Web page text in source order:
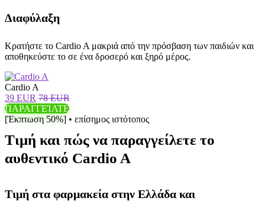
Διαφύλαξη
Κρατήστε το Cardio A μακριά από την πρόσβαση των παιδιών και
αποθηκεύστε το σε ένα δροσερό και ξηρό μέρος.
Cardio A
39 EUR 78 EUR
ΠΑΡΑΓΓΕΊΛΤΕ
[Έκπτωση 50%] • επίσημος ιστότοπος
Τιμή και πώς να παραγγείλετε το
αυθεντικό Cardio A
Τιμή στα φαρμακεία στην Ελλάδα και